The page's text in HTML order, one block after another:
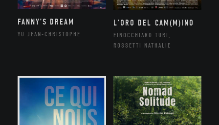
FANNY’S DREAM
YU JEAN-CHRISTOPHE
L’ORO DEL CAM(M)INO
FINOCCHIARO TURI,
ROSSETTI NATHALIE